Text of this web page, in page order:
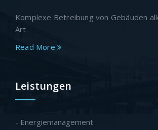
Komplexe Betreibung von Gebäuden
Art.
Read More
Leistungen
- Energiemanagement